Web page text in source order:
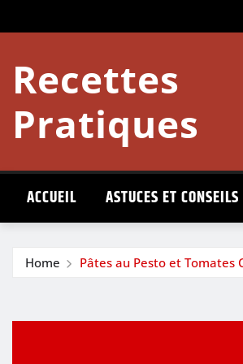
to
Recettes
Pratiques
ACCUEIL ASTUCES ET CONSEILS
Home Pâtes au Pesto et Tomates